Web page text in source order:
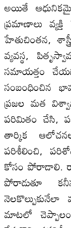
అయితే
ప్రమాణాలు
హేతుచింతన,
వ్యవస్థ,
సమాయత్తం
సంబంధించిన
ప్రజల మత
పరిమితం చేసి,
తార్కిక
పరిశీలించి,
కోసం పోరాడాలి.
పోరాడుతూ
మాటలో